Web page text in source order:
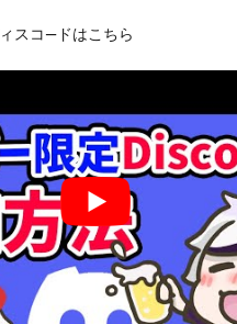
スコ―ドはこちら